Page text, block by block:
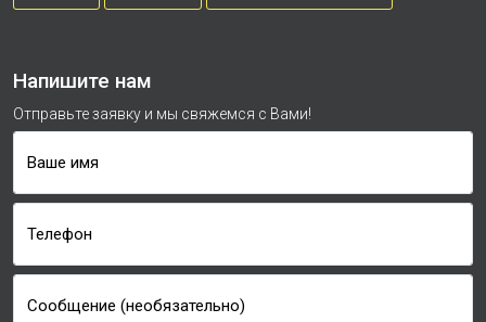
Напишите нам
Отправьте заявку и мы свяжемся с Вами!
Ваше имя
Телефон
Сообщение (необязательно)